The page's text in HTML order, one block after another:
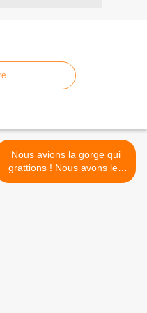
Nous avions la gorge qui
grattions ! Nous avons les
yeux qui brûlions ! Sandrine